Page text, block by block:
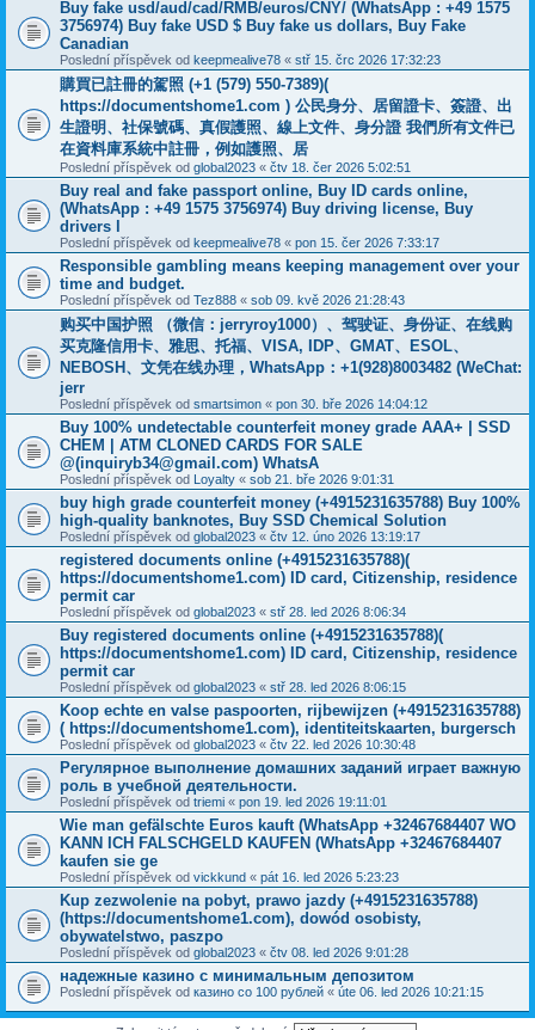
Buy fake usd/aud/cad/RMB/euros/CNY/ (WhatsApp : +49 1575
3756974) Buy fake USD $ Buy fake us dollars, Buy Fake
Canadian
Poslední příspěvek od keepmealive78 « stř 15. črc 2026 17:32:23
購買已註冊的駕照 (+1 (579) 550-7389)(
https://documentshome1.com ) 公民身分、居留證卡、簽證、出
生證明、社保號碼、真假護照、線上文件、身分證 我們所有文件已
在資料庫系統中註冊，例如護照、居
Poslední příspěvek od global2023 « čtv 18. čer 2026 5:02:51
Buy real and fake passport online, Buy ID cards online,
(WhatsApp : +49 1575 3756974) Buy driving license, Buy
drivers l
Poslední příspěvek od keepmealive78 « pon 15. čer 2026 7:33:17
Responsible gambling means keeping management over your
time and budget.
Poslední příspěvek od Tez888 « sob 09. kvě 2026 21:28:43
购买中国护照 （微信：jerryroy1000）、驾驶证、身份证、在线购
买克隆信用卡、雅思、托福、VISA, IDP、GMAT、ESOL、
NEBOSH、文凭在线办理，WhatsApp：+1(928)8003482 (WeChat:
jerr
Poslední příspěvek od smartsimon « pon 30. bře 2026 14:04:12
Buy 100% undetectable counterfeit money grade AAA+ | SSD
CHEM | ATM CLONED CARDS FOR SALE
@(inquiryb34@gmail.com) WhatsA
Poslední příspěvek od Loyalty « sob 21. bře 2026 9:01:31
buy high grade counterfeit money ‪(+4915231635788‬) Buy 100%
high-quality banknotes, Buy SSD Chemical Solution
Poslední příspěvek od global2023 « čtv 12. úno 2026 13:19:17
registered documents online (+4915231635788)(
https://documentshome1.com) ID card, Citizenship, residence
permit car
Poslední příspěvek od global2023 « stř 28. led 2026 8:06:34
Buy registered documents online (+4915231635788)(
https://documentshome1.com) ID card, Citizenship, residence
permit car
Poslední příspěvek od global2023 « stř 28. led 2026 8:06:15
Koop echte en valse paspoorten, rijbewijzen (+4915231635788)
( https://documentshome1.com), identiteitskaarten, burgersch
Poslední příspěvek od global2023 « čtv 22. led 2026 10:30:48
Регулярное выполнение домашних заданий играет важную
роль в учебной деятельности.
Poslední příspěvek od triemi « pon 19. led 2026 19:11:01
Wie man gefälschte Euros kauft (WhatsApp +32467684407 WO
KANN ICH FALSCHGELD KAUFEN (WhatsApp +32467684407
kaufen sie ge
Poslední příspěvek od vickkund « pát 16. led 2026 5:23:23
Kup zezwolenie na pobyt, prawo jazdy (+4915231635788)
(https://documentshome1.com), dowód osobisty,
obywatelstwo, paszpo
Poslední příspěvek od global2023 « čtv 08. led 2026 9:01:28
надежные казино с минимальным депозитом
Poslední příspěvek od казино со 100 рублей « úte 06. led 2026 10:21:15